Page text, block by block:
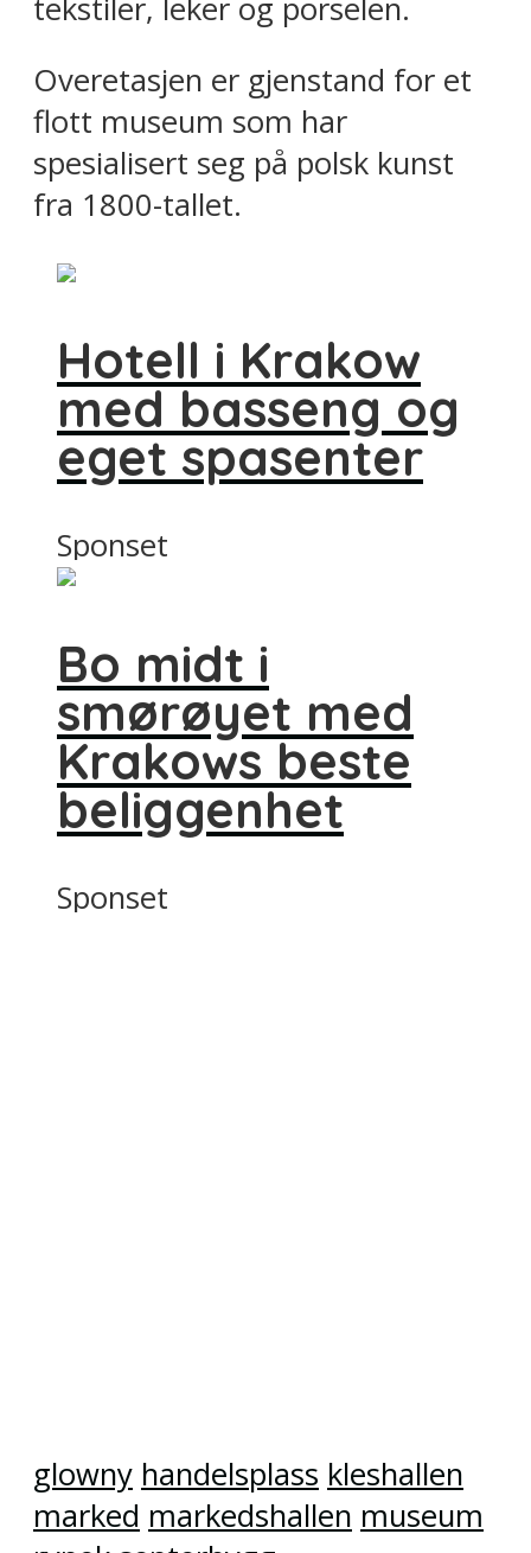
tekstiler, leker og porselen.
Overetasjen er gjenstand for et
flott museum som har
spesialisert seg på polsk kunst
fra 1800-tallet.
Hotell i Krakow
med basseng og
eget spasenter
Sponset
Bo midt i
smørøyet med
Krakows beste
beliggenhet
Sponset
glowny handelsplass kleshallen
marked markedshallen museum